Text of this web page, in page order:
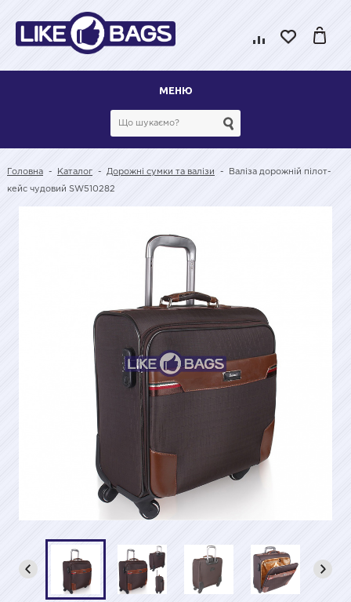
МЕНЮ
Головна - Каталог - Дорожні сумки та валізи - Валіза дорожній пілот-
кейс чудовий SW510282